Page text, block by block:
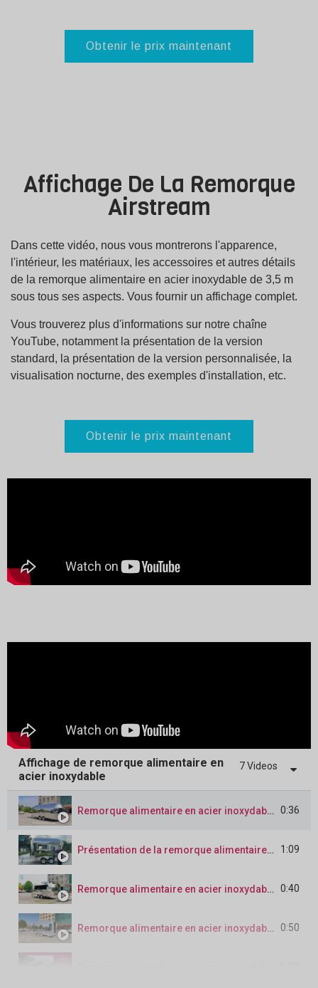
Obtenir le prix maintenant
Affichage De La Remorque
Airstream
Dans cette vidéo, nous vous montrerons l'apparence,
l'intérieur, les matériaux, les accessoires et autres détails
de la remorque alimentaire en acier inoxydable de 3,5 m
sous tous ses aspects. Vous fournir un affichage complet.
Vous trouverez plus d'informations sur notre chaîne
YouTube, notamment la présentation de la version
standard, la présentation de la version personnalisée, la
visualisation nocturne, des exemples d'installation, etc.
Obtenir le prix maintenant
Affichage de remorque alimentaire en
acier inoxydable
7 Videos
Remorque alimentaire en acier inoxydable de 5,5 m 0:36
Présentation de la remorque alimentaire en acier inoxydable de 3,5 m 1:09
Remorque alimentaire en acier inoxydable de 5 m 0:40
Remorque alimentaire en acier inoxydable de 16 pieds de forme carrée 0:50